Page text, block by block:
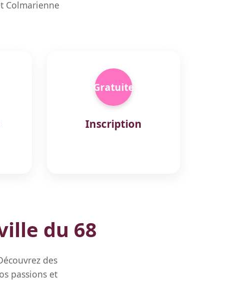
Colmarienne
Gratuite
Inscription
du 68
des
passions et